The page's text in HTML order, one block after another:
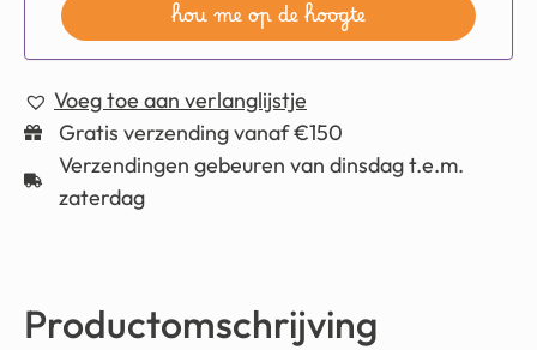
hou me op de hoogte
Voeg toe aan verlanglijstje
Gratis verzending vanaf €150
Verzendingen gebeuren van dinsdag t.e.m.
zaterdag
Productomschrijving